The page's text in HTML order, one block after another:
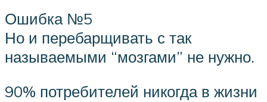
Ошибка №5
Но и перебарщивать с так
называемыми “мозгами” не нужно.
90% потребителей никогда в жизни